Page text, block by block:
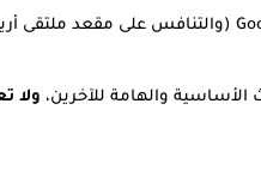
والهامة للآخرين، ولا